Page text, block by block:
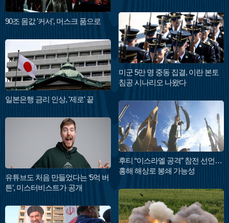
90조 몸값 '커서', 머스크 품으로
일본은행 금리 인상, '제로' 끝
유튜브도 처음 만들었다는 ‘5억 버
튼’, 미스터비스트가 공개
미군 5만 명 중동 집결, 이란 본토
침공 시나리오 나왔다
후티 “이스라엘 공격” 참전 선언…
홍해 해상로 봉쇄 가능성